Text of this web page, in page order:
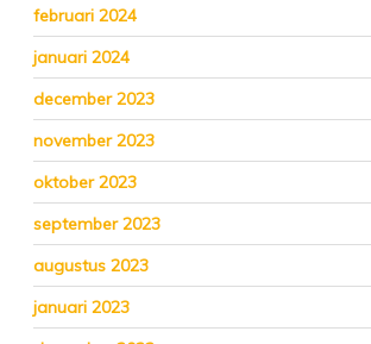
februari 2024
januari 2024
december 2023
november 2023
oktober 2023
september 2023
augustus 2023
januari 2023